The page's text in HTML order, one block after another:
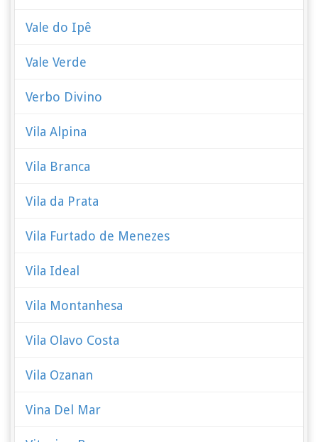
Vale do Ipê
Vale Verde
Verbo Divino
Vila Alpina
Vila Branca
Vila da Prata
Vila Furtado de Menezes
Vila Ideal
Vila Montanhesa
Vila Olavo Costa
Vila Ozanan
Vina Del Mar